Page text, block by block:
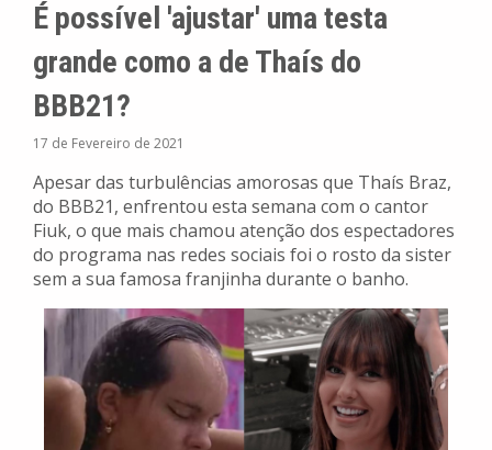
É possível 'ajustar' uma testa
grande como a de Thaís do
BBB21?
17 de Fevereiro de 2021
Apesar das turbulências amorosas que Thaís Braz,
do BBB21, enfrentou esta semana com o cantor
Fiuk, o que mais chamou atenção dos espectadores
do programa nas redes sociais foi o rosto da sister
sem a sua famosa franjinha durante o banho.